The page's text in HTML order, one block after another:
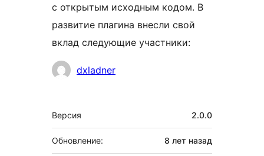
с открытым исходным кодом. В
развитие плагина внесли свой
вклад следующие участники:
Участники
dxladner
Мета
Версия 2.0.0
Обновление: 8 лет назад